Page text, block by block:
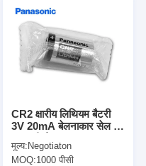
CR2 क्षारीय लिथियम बैटरी
3V 20mA बेलनाकार सेल 10
मूल्य: Negotiaton
MOQ:1000 पीसी